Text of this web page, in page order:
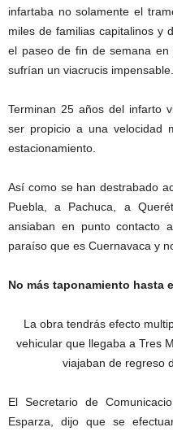
infartaba no solamente el
miles de familias capitalinos y
el paseo de fin de semana en
sufrían un viacrucis impensable.
Terminan 25 años del infarto
ser propicio a una velocidad
estacionamiento.
Así como se han destrabado
Puebla, a Pachuca, a
ansiaban en punto contacto
paraíso que es Cuernavaca y
No más taponamiento hasta
La obra tendrás efecto
vehicular que llegaba a Tres
viajaban de regreso
El Secretario de
Esparza, dijo que se